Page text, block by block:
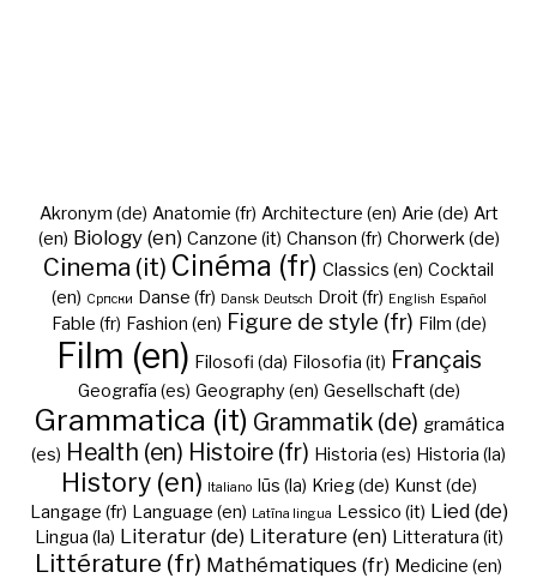
Akronym (de) Anatomie (fr) Architecture (en) Arie (de) Art
(en) Biology (en) Canzone (it) Chanson (fr) Chorwerk (de)
Cinema (it) Cinéma (fr) Classics (en) Cocktail
(en) Cрпски Danse (fr) Dansk Deutsch Droit (fr) English Español
Fable (fr) Fashion (en) Figure de style (fr) Film (de)
Film (en) Filosofi (da) Filosofia (it) Français
Geografía (es) Geography (en) Gesellschaft (de)
Grammatica (it) Grammatik (de) gramática
(es) Health (en) Histoire (fr) Historia (es) Historia (la)
History (en) Italiano Iūs (la) Krieg (de) Kunst (de)
Langage (fr) Language (en) Latīna lingua Lessico (it) Lied (de)
Lingua (la) Literatur (de) Literature (en) Litteratura (it)
Littérature (fr) Mathématiques (fr) Medicine (en)